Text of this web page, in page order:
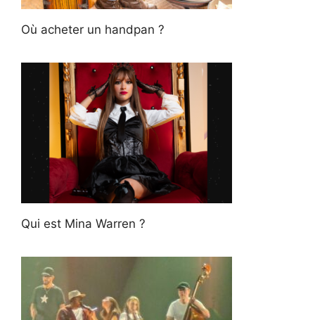
Où acheter un handpan ?
Qui est Mina Warren ?